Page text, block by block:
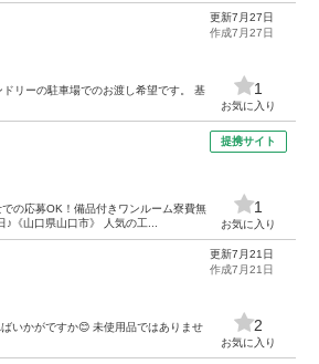
リーの駐車場でのお渡し希望です。 基
更新7月27日
作成7月27日
1
お気に入り
の応募OK！備品付きワンルーム寮費無
《山口県山口市》 人気の工...
提携サイト
1
お気に入り
いかがですか😊 未使用品ではありませ
更新7月21日
作成7月21日
2
お気に入り